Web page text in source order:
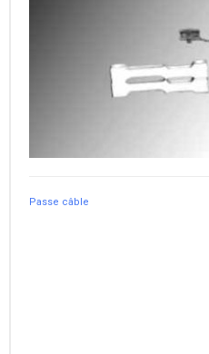
Passe câble